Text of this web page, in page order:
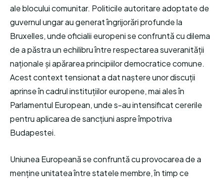
ale blocului comunitar. Politicile autoritare adoptate de
guvernul ungar au generat îngrijorări profunde la
Bruxelles, unde oficialii europeni se confruntă cu dilema
de a păstra un echilibru între respectarea suveranității
naționale și apărarea principiilor democratice comune.
Acest context tensionat a dat naștere unor discuții
aprinse în cadrul instituțiilor europene, mai ales în
Parlamentul European, unde s-au intensificat cererile
pentru aplicarea de sancțiuni aspre împotriva
Budapestei.
Uniunea Europeană se confruntă cu provocarea de a
menține unitatea între statele membre, în timp ce